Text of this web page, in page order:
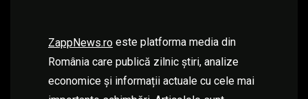
ZappNews.ro este platforma media din
România care publică zilnic știri, analize
economice și informații actuale cu cele mai